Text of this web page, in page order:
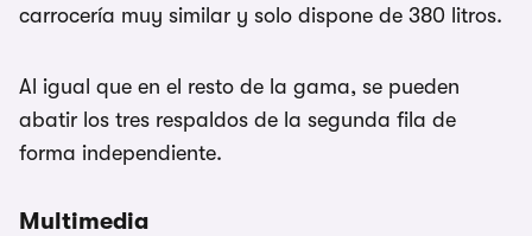
carrocería muy similar y solo dispone de 380 litros.
Al igual que en el resto de la gama, se pueden
abatir los tres respaldos de la segunda fila de
forma independiente.
Multimedia